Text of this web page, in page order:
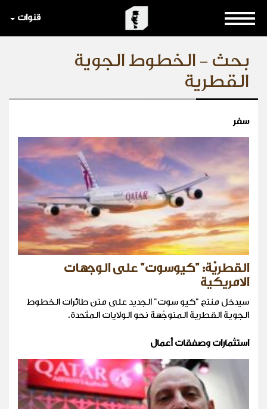
قنوات
بحث - الخطوط الجوية
القطرية
سفر
القطريّة: "كيوسوت" على الوجهات
الامريكية
سيدخل منتج "كيو سوت" الجديد على متن طائرات الخطوط
الجوية القطرية المتوجّهة نحو الولايات المتّحدة.
استثمارات وصفقات أعمال